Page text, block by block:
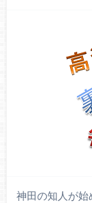
神田の知人が始